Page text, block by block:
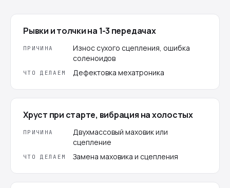
Рывки и толчки на 1-3 передачах
ПРИЧИНА
Износ сухого сцепления, ошибка
соленоидов
ЧТО ДЕЛАЕМ Дефектовка мехатроника
Хруст при старте, вибрация на холостых
ПРИЧИНА
Двухмассовый маховик или
сцепление
ЧТО ДЕЛАЕМ Замена маховика и сцепления